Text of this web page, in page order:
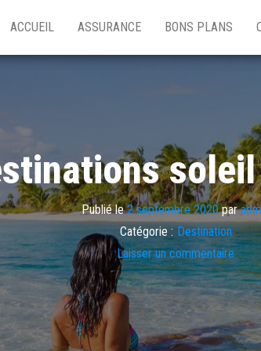
ACCUEIL ASSURANCE BONS PLANS
Publié le2 septembre 2020par
Catégorie : Destination
Laisser un commentaire